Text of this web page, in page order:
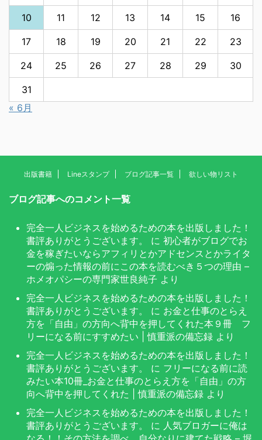
10 11 12 13 14 15 16
17 18 19 20 21 22 23
24 25 26 27 28 29 30
31
« 6月
出版書籍 Lineスタンプ ブログ記事一覧 欲しい物リスト
ブログ記事へのコメント一覧
完全一人ビジネスを始めるための本を出版しました！
書評ありがとうございます。
に 初心者がブログでお
金を稼ぎたいならアフィリとかアドセンスとかライタ
ーの煽った情報の前にこの本を読むべき５つの理由 –
ホメオパシーの専門家世良純子 より
完全一人ビジネスを始めるための本を出版しました！
書評ありがとうございます。
に お金と仕事のとらえ
方を「自由」の方向へ背中を押してくれた本９冊 フ
リーになる前にすすめたい | 慎重派の備忘録 より
完全一人ビジネスを始めるための本を出版しました！
書評ありがとうございます。
に フリーになる前に読
みたい本10冊_お金と仕事のとらえ方を「自由」の方
向へ背中を押してくれた | 慎重派の備忘録 より
完全一人ビジネスを始めるための本を出版しました！
書評ありがとうございます。
に 人気ブロガーに俺は